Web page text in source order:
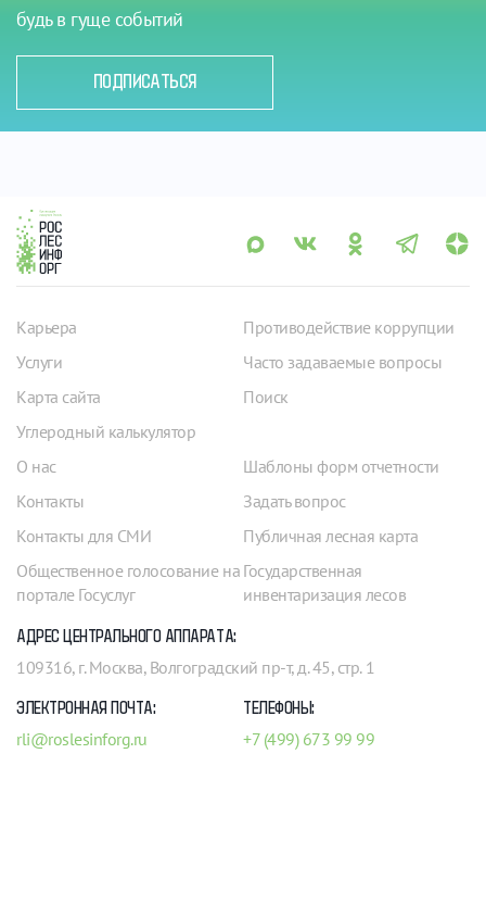
будь в гуще событий
ПОДПИСАТЬСЯ
Карьера
Услуги
Карта сайта
Углеродный калькулятор
Противодействие коррупции
Часто задаваемые вопросы
Поиск
О нас
Контакты
Контакты для СМИ
Общественное голосование на
портале Госуслуг
Шаблоны форм отчетности
Задать вопрос
Публичная лесная карта
Государственная
инвентаризация лесов
АДРЕС ЦЕНТРАЛЬНОГО АППАРАТА:
109316, г. Москва, Волгоградский пр-т, д. 45, стр. 1
ЭЛЕКТРОННАЯ ПОЧТА:
rli@roslesinforg.ru
ТЕЛЕФОНЫ:
+7 (499) 673 99 99